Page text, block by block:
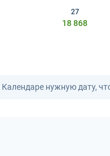
27
18 868
нужную дату,